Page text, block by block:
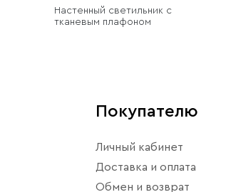
Настенный светильник с
тканевым плафоном
Покупателю
Личный кабинет
Доставка и оплата
Обмен и возврат